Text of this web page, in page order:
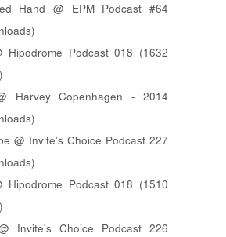
Hand @ EPM Podcast #64
Hipodrome Podcast 018 (1632
Harvey Copenhagen - 2014
@ Invite's Choice Podcast 227
Hipodrome Podcast 018 (1510
Invite's Choice Podcast 226